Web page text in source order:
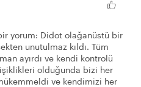
yorum: Didot olağanüstü bir
unutulmaz kıldı. Tüm
ayırdı ve kendi kontrolü
olduğunda bizi her
ve kendimizi her